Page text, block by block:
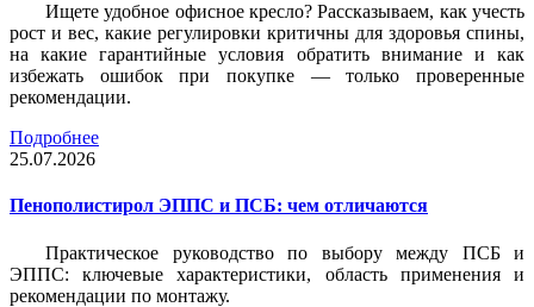
Ищете удобное офисное кресло? Рассказываем, как учесть
рост и вес, какие регулировки критичны для здоровья спины,
на какие гарантийные условия обратить внимание и как
избежать ошибок при покупке — только проверенные
рекомендации.
Подробнее
25.07.2026
Пенополистирол ЭППС и ПСБ: чем отличаются
Практическое руководство по выбору между ПСБ и
ЭППС: ключевые характеристики, область применения и
рекомендации по монтажу.